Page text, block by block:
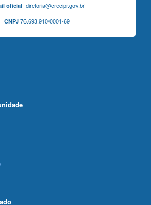
oficialdiretoria@crecipr.gov.br
CNPJ76.693.910/0001-69